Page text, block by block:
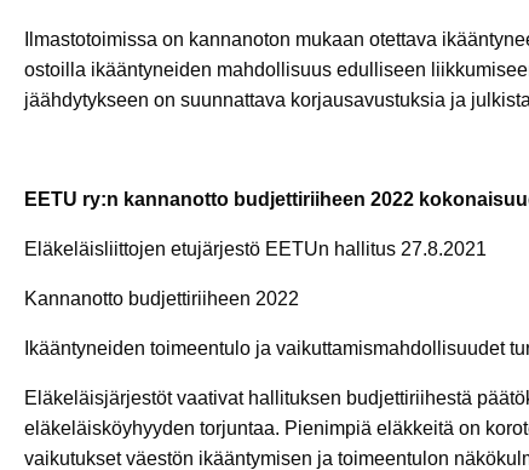
Ilmastotoimissa on kannanoton mukaan otettava
ostoilla ikääntyneiden mahdollisuus edulliseen
jäähdytykseen on suunnattava korjausavustuksia ja
EETU ry:n kannanotto budjettiriiheen 2022
Eläkeläisliittojen etujärjestö EETUn hallitus 27.8.2021
Kannanotto budjettiriiheen 2022
Ikääntyneiden toimeentulo ja vaikuttamismahdollisuudet
Eläkeläisjärjestöt vaativat hallituksen budjettiriihestä
eläkeläisköyhyyden torjuntaa. Pienimpiä eläkkeitä on
vaikutukset väestön ikääntymisen ja toimeentulon